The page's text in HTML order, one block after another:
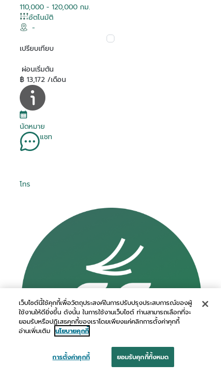
110,000 - 120,000 กม.
อัตโนมัติ
-
เปรียบเทียบ
ผ่อนเริ่มต้น
฿ 13,172 /เดือน
นัดหมาย
แชท
โทร
เว็บไซต์นี้ใช้คุกกี้เพื่อวัตถุประสงค์ในการปรับปรุงประสบการณ์ของผู้
ใช้งานให้ดียิ่งขึ้น ดังนั้น ในการใช้งานเว็บไซต์ ท่านสามารถเลือกที่จะ
ยอมรับหรือปฏิเสธคุกกี้ของเราโดยเพียงแค่คลิกการตั้งค่าคุกกี้
อ่านเพิ่มเติม นโยบายคุกกี้
การตั้งค่าคุกกี้ ยอมรับคุกกี้ทั้งหมด